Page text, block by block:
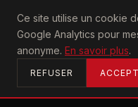
Ce site utilise un cookie
Google Analytics pour
anonyme. En savoir plus.
REFUSER
U2achtung
ACCUEIL